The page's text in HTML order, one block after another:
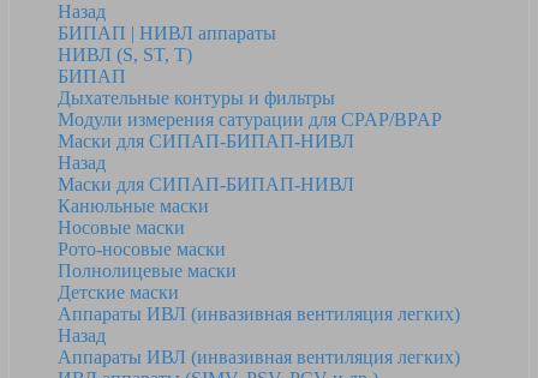
Назад
БИПАП | НИВЛ аппараты
НИВЛ (S, ST, T)
БИПАП
Дыхательные контуры и фильтры
Модули измерения сатурации для CPAP/BPAP
Маски для СИПАП-БИПАП-НИВЛ
Назад
Маски для СИПАП-БИПАП-НИВЛ
Канюльные маски
Носовые маски
Рото-носовые маски
Полнолицевые маски
Детские маски
Аппараты ИВЛ (инвазивная вентиляция легких)
Назад
Аппараты ИВЛ (инвазивная вентиляция легких)